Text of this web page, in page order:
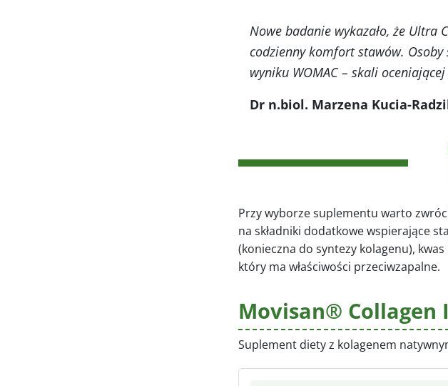
Nowe badanie wykazało, że Ultra
codzienny komfort stawów. Osoby
wyniku WOMAC – skali
Dr n.biol. Marzena Kucia-
Przy wyborze suplementu warto
na składniki dodatkowe wspierające
(konieczna do syntezy kolagenu),
który ma właściwości przeciwzapalne.
Movisan® Collagen
Suplement diety z kolagenem